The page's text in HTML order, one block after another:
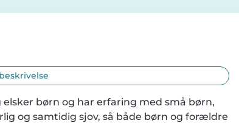
elsker børn og har erfaring med små børn,
og samtidig sjov, så både børn og forældre